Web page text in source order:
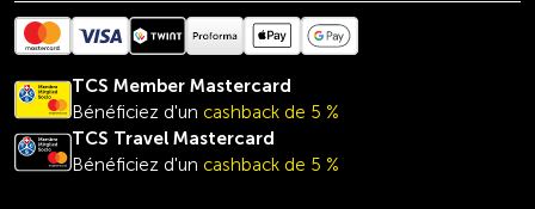
TCS Member Mastercard
Bénéficiez d'un cashback de 5 %
TCS Travel Mastercard
Bénéficiez d'un cashback de 5 %